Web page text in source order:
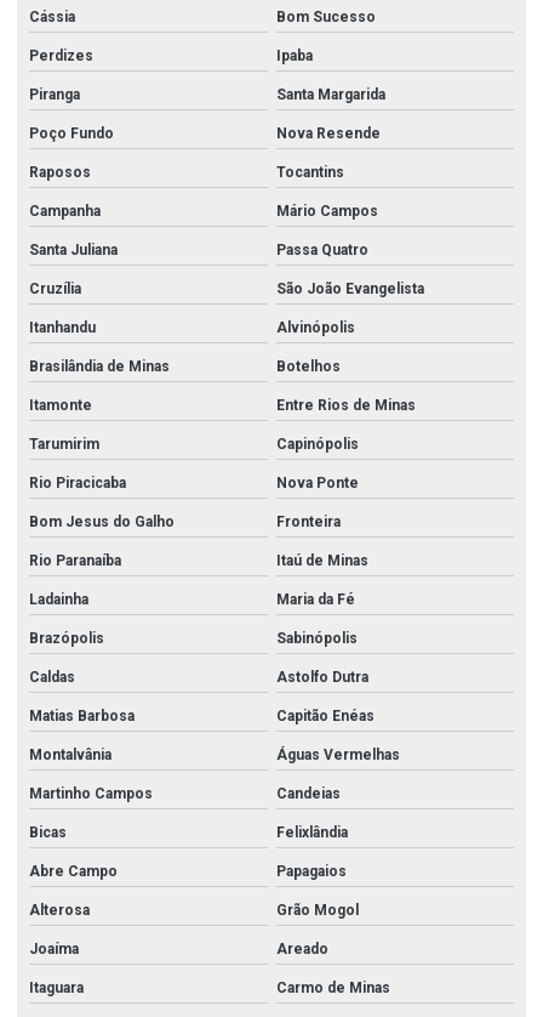
Cássia Bom Sucesso
Perdizes Ipaba
Piranga Santa Margarida
Poço Fundo Nova Resende
Raposos Tocantins
Campanha Mário Campos
Santa Juliana Passa Quatro
Cruzília São João Evangelista
Itanhandu Alvinópolis
Brasilândia de Minas Botelhos
Itamonte Entre Rios de Minas
Tarumirim Capinópolis
Rio Piracicaba Nova Ponte
Bom Jesus do Galho Fronteira
Rio Paranaíba Itaú de Minas
Ladainha Maria da Fé
Brazópolis Sabinópolis
Caldas Astolfo Dutra
Matias Barbosa Capitão Enéas
Montalvânia Águas Vermelhas
Martinho Campos Candeias
Bicas Felixlândia
Abre Campo Papagaios
Alterosa Grão Mogol
Joaíma Areado
Itaguara Carmo de Minas